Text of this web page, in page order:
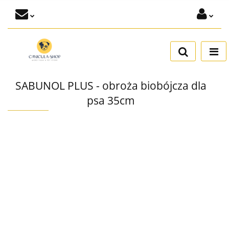
Zaloguj się
Dodaj zgłoszenie
SABUNOL PLUS - obroża biobójcza dla
psa 35cm